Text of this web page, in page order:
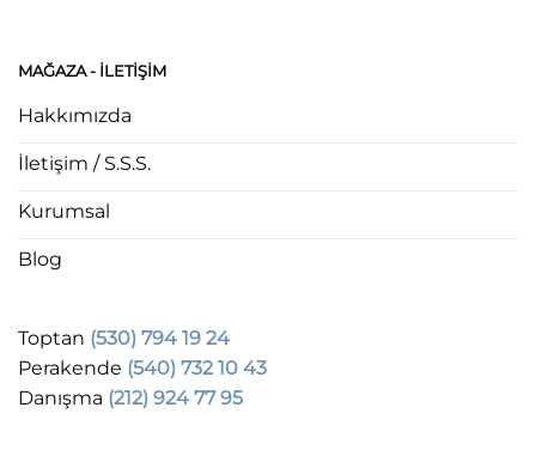
MAĞAZA - ILETIŞIM
Hakkımızda
İletişim / S.S.S.
Kurumsal
Blog
Toptan (530) 794 19 24
Perakende (540) 732 10 43
Danışma (212) 924 77 95